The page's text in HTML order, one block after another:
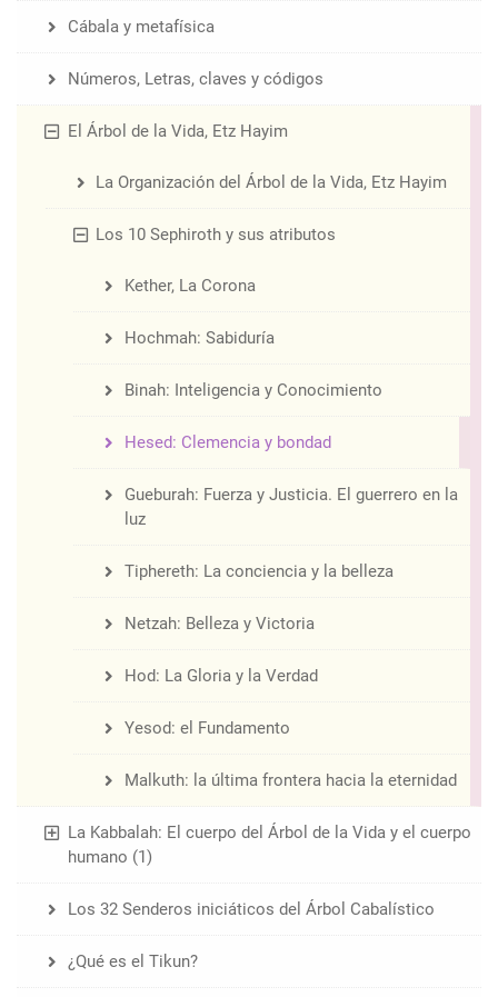
Cábala y metafísica
Números, Letras, claves y códigos
El Árbol de la Vida, Etz Hayim
La Organización del Árbol de la Vida, Etz Hayim
Los 10 Sephiroth y sus atributos
Kether, La Corona
Hochmah: Sabiduría
Binah: Inteligencia y Conocimiento
Hesed: Clemencia y bondad
Gueburah: Fuerza y Justicia. El guerrero en la
luz
Tiphereth: La conciencia y la belleza
Netzah: Belleza y Victoria
Hod: La Gloria y la Verdad
Yesod: el Fundamento
Malkuth: la última frontera hacia la eternidad
La Kabbalah: El cuerpo del Árbol de la Vida y el cuerpo
humano (1)
Los 32 Senderos iniciáticos del Árbol Cabalístico
¿Qué es el Tikun?